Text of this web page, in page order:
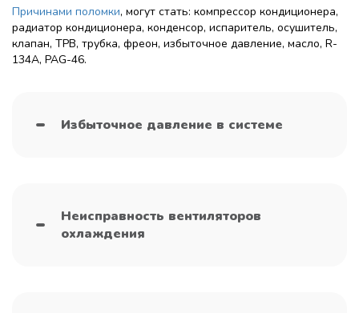
Причинами поломки, могут стать: компрессор кондиционера,
радиатор кондиционера, конденсор, испаритель, осушитель,
клапан, ТРВ, трубка, фреон, избыточное давление, масло, R-
134A, PAG-46.
Избыточное давление в системе
Неисправность вентиляторов
охлаждения